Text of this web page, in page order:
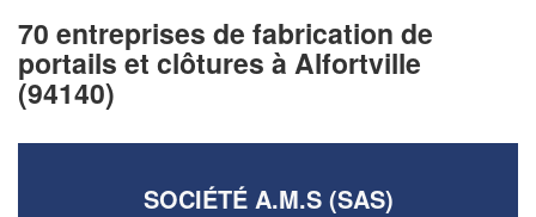
70 entreprises de fabrication de
portails et clôtures à Alfortville
(94140)
SOCIÉTÉ A.M.S (SAS)